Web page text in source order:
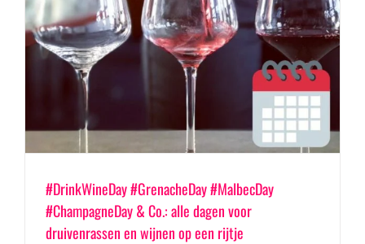
#DrinkWineDay #GrenacheDay #MalbecDay
#ChampagneDay & Co.: alle dagen voor
druivenrassen en wijnen op een rijtje